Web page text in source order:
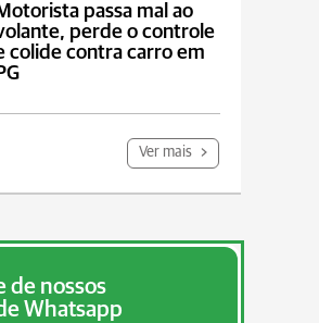
passa mal ao
perde o controle
colide contra carro em
Ver mais
de nossos
Whatsapp